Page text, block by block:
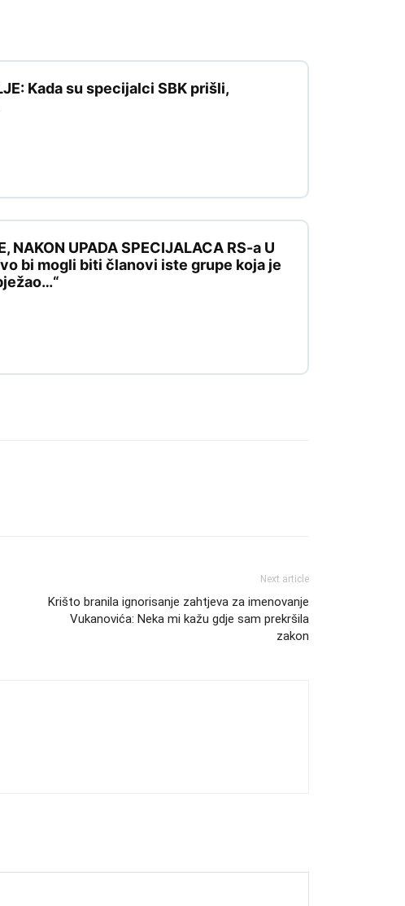
Kada su specijalci SBK prišli,
NAKON UPADA SPECIJALACA RS-a U
bi mogli biti članovi iste grupe koja je
Next article
Krišto branila ignorisanje zahtjeva za imenovanje
Vukanovića: Neka mi kažu gdje sam prekršila
zakon